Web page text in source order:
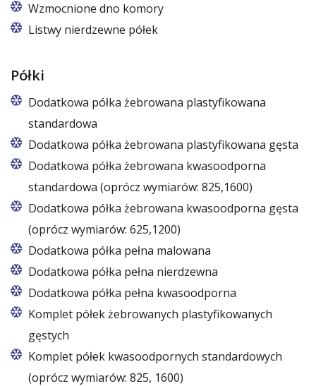
Wzmocnione dno komory
Listwy nierdzewne półek
Półki
Dodatkowa półka żebrowana plastyfikowana
standardowa
Dodatkowa półka żebrowana plastyfikowana gęsta
Dodatkowa półka żebrowana kwasoodporna
standardowa (oprócz wymiarów: 825,1600)
Dodatkowa półka żebrowana kwasoodporna gęsta
(oprócz wymiarów: 625,1200)
Dodatkowa półka pełna malowana
Dodatkowa półka pełna nierdzewna
Dodatkowa półka pełna kwasoodporna
Komplet półek żebrowanych plastyfikowanych
gęstych
Komplet półek kwasoodpornych standardowych
(oprócz wymiarów: 825, 1600)